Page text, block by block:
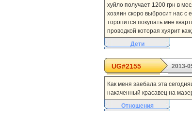
хуйло получает 1200 грн в
хозяин скоро выбросит нас с
торопится покупать мне
проводкой которая хуярит
Дети
UG#2155 2013-
Как меня заебала эта
накаченный красавец на
Отношения